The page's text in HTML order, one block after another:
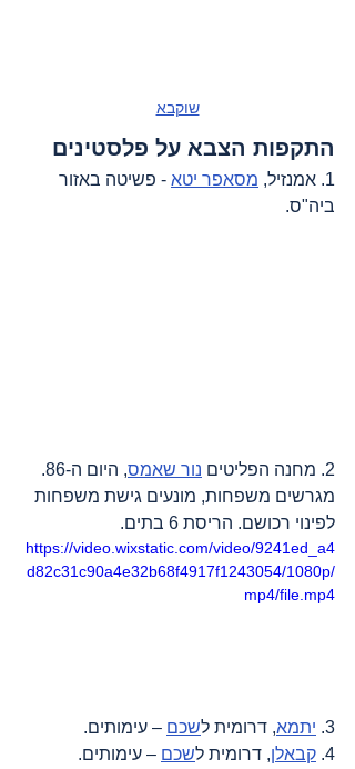
שוקבא
התקפות הצבא על פלסטינים
1. אמנזיל, מסאפר יטא - פשיטה באזור
ביה"ס.
2. מחנה הפליטים נור שאמס
, היום ה-86.
מגרשים משפחות, מונעים גישת משפחות
לפינוי רכושם. הריסת 6 בתים.
https://video.wixstatic.com/video/9241ed_a4
d82c31c90a4e32b68f4917f1243054/1080p/
mp4/file.mp4
3. יתמא, דרומית לשכם – עימותים.
4. קבאלן, דרומית לשכם – עימותים.